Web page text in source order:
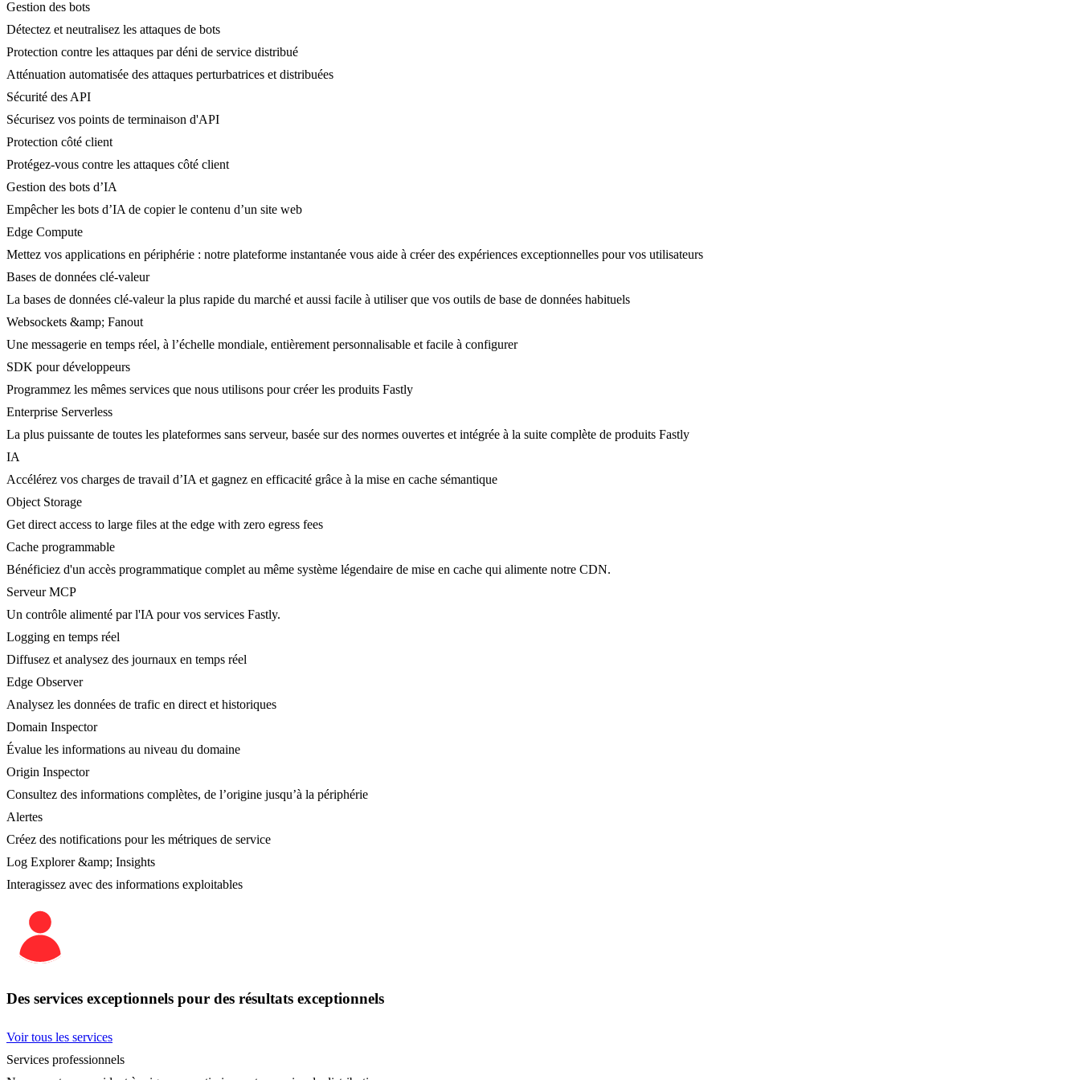
Gestion des bots
Détectez et neutralisez les attaques de bots
Protection contre les attaques par déni de service distribué
Atténuation automatisée des attaques perturbatrices et distribuées
Sécurité des API
Sécurisez vos points de terminaison d'API
Protection côté client
Protégez-vous contre les attaques côté client
Gestion des bots d’IA
Empêcher les bots d’IA de copier le contenu d’un site web
Edge Compute
Mettez vos applications en périphérie : notre plateforme instantanée vous aide à créer des expériences exceptionnelles pour vos utilisateurs
Bases de données clé-valeur
La bases de données clé-valeur la plus rapide du marché et aussi facile à utiliser que vos outils de base de données habituels
Websockets &amp; Fanout
Une messagerie en temps réel, à l’échelle mondiale, entièrement personnalisable et facile à configurer
SDK pour développeurs
Programmez les mêmes services que nous utilisons pour créer les produits Fastly
Enterprise Serverless
La plus puissante de toutes les plateformes sans serveur, basée sur des normes ouvertes et intégrée à la suite complète de produits Fastly
IA
Accélérez vos charges de travail d’IA et gagnez en efficacité grâce à la mise en cache sémantique
Object Storage
Get direct access to large files at the edge with zero egress fees
Cache programmable
Bénéficiez d'un accès programmatique complet au même système légendaire de mise en cache qui alimente notre CDN.
Serveur MCP
Un contrôle alimenté par l'IA pour vos services Fastly.
Logging en temps réel
Diffusez et analysez des journaux en temps réel
Edge Observer
Analysez les données de trafic en direct et historiques
Domain Inspector
Évalue les informations au niveau du domaine
Origin Inspector
Consultez des informations complètes, de l’origine jusqu’à la périphérie
Alertes
Créez des notifications pour les métriques de service
Log Explorer &amp; Insights
Interagissez avec des informations exploitables
Des services exceptionnels pour des résultats exceptionnels
Voir tous les services
Services professionnels